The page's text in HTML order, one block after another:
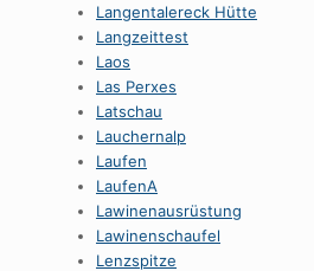
Langentalereck Hütte
Langzeittest
Laos
Las Perxes
Latschau
Lauchernalp
Laufen
LaufenA
Lawinenausrüstung
Lawinenschaufel
Lenzspitze